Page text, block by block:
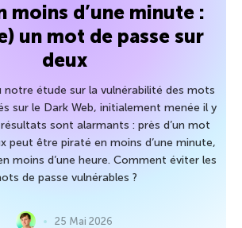
moins d’une minute :
un mot de passe sur
deux
notre étude sur la vulnérabilité des mots
sur le Dark Web, initialement menée il y
sont alarmants : près d’un mot
peut être piraté en moins d’une minute,
moins d’une heure. Comment éviter les
de passe vulnérables ?
25 Mai 2026